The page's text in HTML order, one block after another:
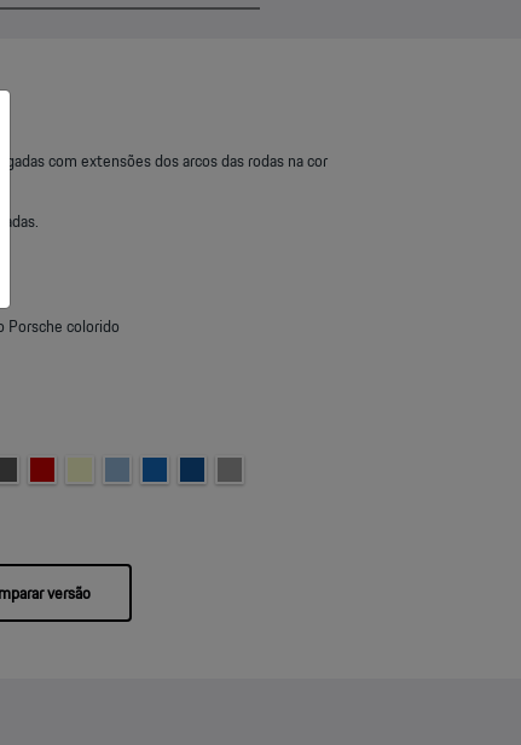
com extensões dos arcos das rodas na cor
Porsche colorido
versão